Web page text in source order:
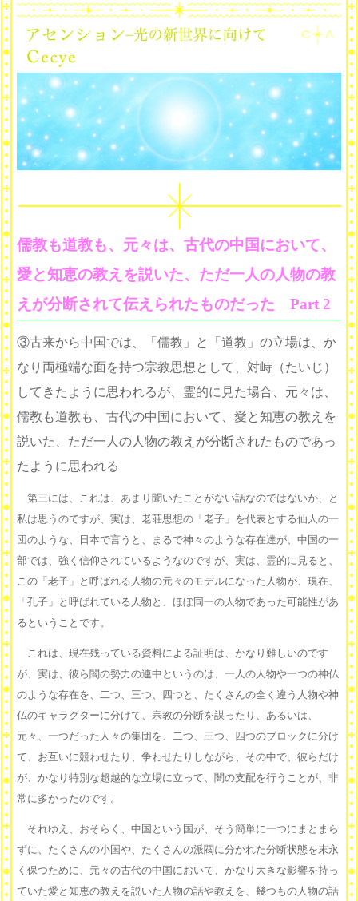
儒教も道教も、元々は、古代の中国において、
愛と知恵の教えを説いた、ただ一人の人物の教
えが分断されて伝えられたものだった Part 2
③古来から中国では、「儒教」と「道教」の立場は、か
なり両極端な面を持つ宗教思想として、対峙（たいじ）
してきたように思われるが、霊的に見た場合、元々は、
儒教も道教も、古代の中国において、愛と知恵の教えを
説いた、ただ一人の人物の教えが分断されたものであっ
たように思われる
第三には、これは、あまり聞いたことがない話なのではないか、と
私は思うのですが、実は、老荘思想の「老子」を代表とする仙人の一
団のような、日本で言うと、まるで神々のような存在達が、中国の一
部では、強く信仰されているようなのですが、実は、霊的に見ると、
この「老子」と呼ばれる人物の元々のモデルになった人物が、現在、
「孔子」と呼ばれている人物と、ほぼ同一の人物であった可能性があ
るということです。
これは、現在残っている資料による証明は、かなり難しいのです
が、実は、彼ら闇の勢力の連中というのは、一人の人物や一つの神仏
のような存在を、二つ、三つ、四つと、たくさんの全く違う人物や神
仏のキャラクターに分けて、宗教の分断を謀ったり、あるいは、
元々、一つだった人々の集団を、二つ、三つ、四つのブロックに分け
て、お互いに競わせたり、争わせたりしながら、その中で、彼らだけ
が、かなり特別な超越的な立場に立って、闇の支配を行うことが、非
常に多かったのです。
それゆえ、おそらく、中国という国が、そう簡単に一つにまとまら
ずに、たくさんの小国や、たくさんの派閥に分かれた分断状態を末永
く保つために、元々の古代の中国において、かなり大きな影響を持っ
ていた愛と知恵の教えを説いた人物の話や教えを、幾つもの人物の話